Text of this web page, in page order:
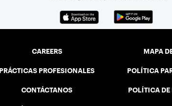
CAREERS
PRÁCTICAS PROFESIONALES
CONTÁCTANOS
MAPA
POLÍTICA
POLÍTICA DE